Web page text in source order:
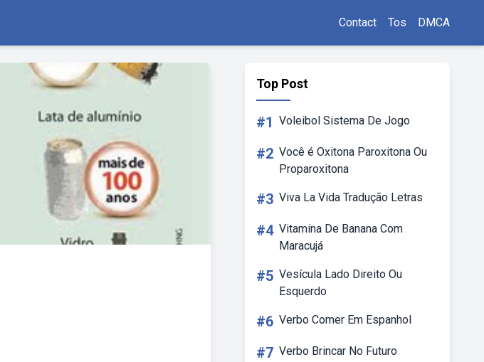
Contact Tos DMCA
Top Post
#1 Voleibol Sistema De Jogo
#2 Você é Oxitona Paroxitona Ou
Proparoxitona
#3 Viva La Vida Tradução Letras
#4 Vitamina De Banana Com
Maracujá
#5 Vesícula Lado Direito Ou
Esquerdo
#6 Verbo Comer Em Espanhol
#7 Verbo Brincar No Futuro